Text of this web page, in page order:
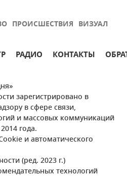
ПРОИСШЕСТВИЯ ВИЗУАЛ
РАДИО КОНТАКТЫ
зарегистрировано в
в сфере связи,
и массовых коммуникаций
года.
и автоматического
(ред. 2023 г.)
технологий